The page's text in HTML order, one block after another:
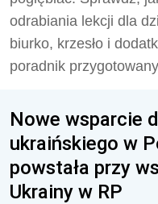
odrabiania lekcji dla
biurko, krzesło i
poradnik
Nowe wsparcie
ukraińskiego w
powstała przy
Ukrainy w RP